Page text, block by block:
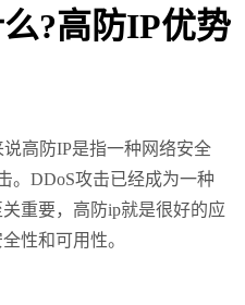
?高防IP优势
高防IP是指一种网络安全
。DDoS攻击已经成为一种
重要，高防ip就是很好的应
性和可用性。